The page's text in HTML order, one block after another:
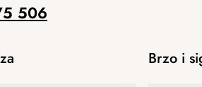
506
Brzo i